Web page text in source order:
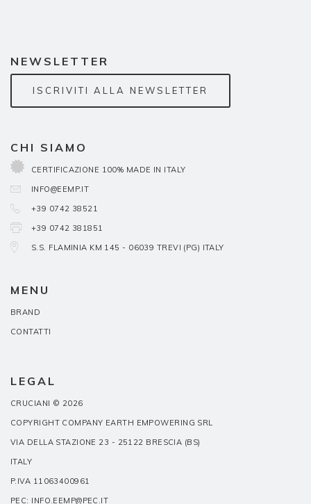
NEWSLETTER
ISCRIVITI ALLA NEWSLETTER
CHI SIAMO
CERTIFICAZIONE 100% MADE IN ITALY
INFO@EEMP.IT
+39 0742 38521
+39 0742 381851
S.S. FLAMINIA KM 145 - 06039 TREVI (PG) ITALY
MENU
BRAND
CONTATTI
LEGAL
CRUCIANI © 2026
COPYRIGHT COMPANY EARTH EMPOWERING SRL
VIA DELLA STAZIONE 23 - 25122 BRESCIA (BS)
ITALY
P.IVA 11063400961
PEC: INFO.EEMP@PEC.IT